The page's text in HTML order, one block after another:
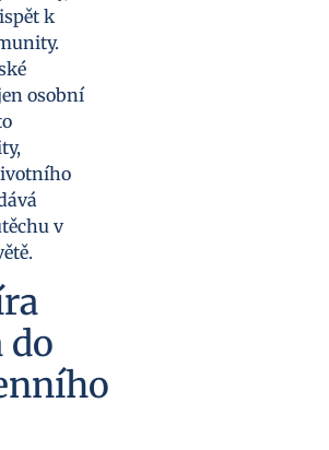
k
osobní
v
do